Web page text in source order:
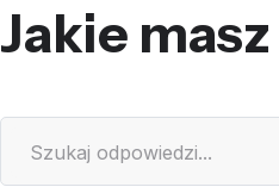
Jakie masz